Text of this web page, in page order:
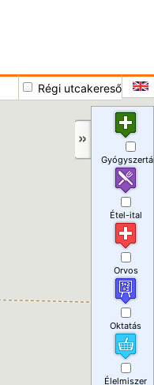
Régi utcakereső
Étel-ital
Orvos
Oktatás
Élelmiszer